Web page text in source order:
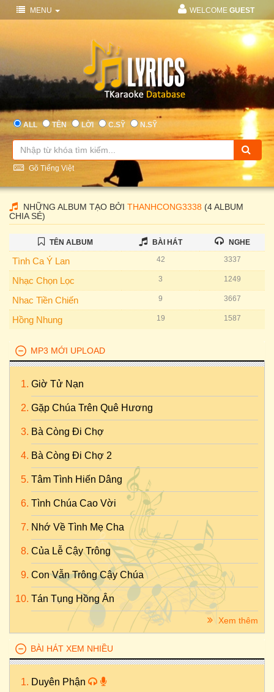
MENU WELCOME GUEST
ALL TÊN LỜI C.SỸ N.SỸ
Gõ Tiếng Việt
NHỮNG ALBUM TẠO BỞI THANHCONG3338 (4 ALBUM
CHIA SẺ)
TÊN ALBUM BÀI HÁT NGHE
Tình Ca Ý Lan 42 3337
Nhạc Chọn Lọc 3 1249
Nhac Tiền Chiến 9 3667
Hồng Nhung 19 1587
MP3 MỚI UPLOAD
Giờ Tử Nạn
Gặp Chúa Trên Quê Hương
Bà Còng Đi Chợ
Bà Còng Đi Chợ 2
Tâm Tình Hiến Dâng
Tình Chúa Cao Vời
Nhớ Về Tình Mẹ Cha
Của Lễ Cậy Trông
Con Vẫn Trông Cậy Chúa
Tán Tụng Hồng Ân
Xem thêm
BÀI HÁT XEM NHIỀU
Duyên Phận